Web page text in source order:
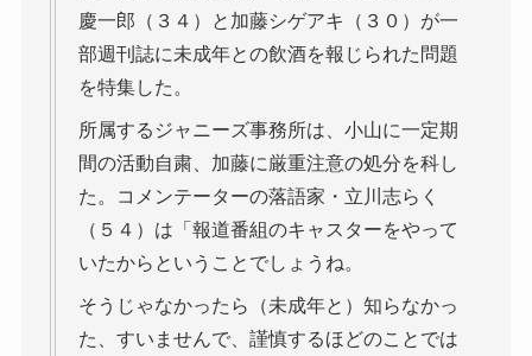
慶一郎（３４）と加藤シゲアキ（３０）が一
部週刊誌に未成年との飲酒を報じられた問題
を特集した。
所属するジャニーズ事務所は、小山に一定期
間の活動自粛、加藤に厳重注意の処分を科し
た。コメンテーターの落語家・立川志らく
（５４）は「報道番組のキャスターをやって
いたからということでしょうね。
そうじゃなかったら（未成年と）知らなかっ
た、すいませんで、謹慎するほどのことでは